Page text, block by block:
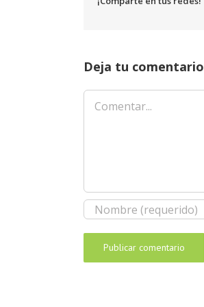
Deja tu comentario
Comentar